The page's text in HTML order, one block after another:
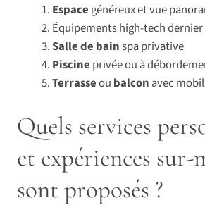
Espace généreux et vue
Équipements high-tech
Salle de bainspa privative
Piscine privée ou à
Terrasseou balcon avec
Quels services
et expériences sur-
sont proposés ?